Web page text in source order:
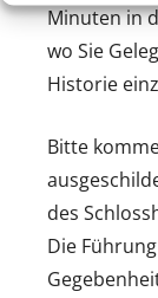
Minuten in
wo Sie
Historie
Bitte
des
Die